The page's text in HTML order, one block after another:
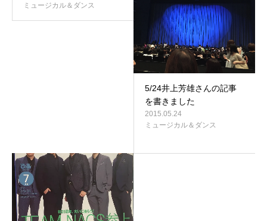
ミュージカル＆ダンス
5/24井上芳雄さんの記事
を書きました
2015.05.24
ミュージカル＆ダンス